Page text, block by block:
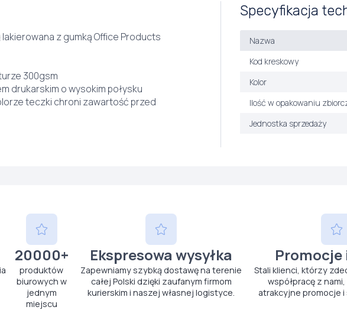
lakierowana z gumką Office Products
300gsm
drukarskim o wysokim połysku
teczki chroni zawartość przed
Specyfikacja
Nazwa
Kod kreskowy
Kolor
Ilość w opakowaniu
Jednostka sprzedaży
20000+
produktów
biurowych w
jednym
miejscu
Ekspresowa wysyłka
Zapewniamy szybką dostawę na terenie
całej Polski dzięki zaufanym firmom
kurierskim i naszej własnej logistyce.
Stali klienci, którzy
współpracę z
atrakcyjne promocje i